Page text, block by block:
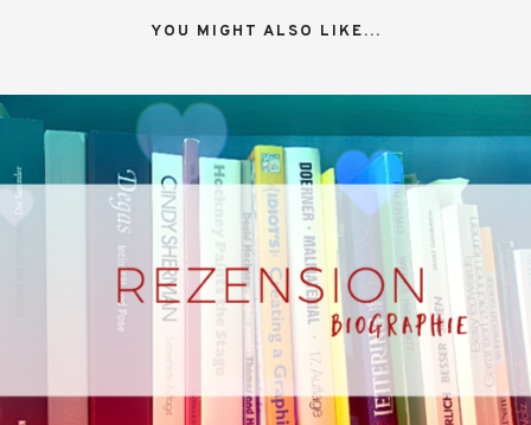
YOU MIGHT ALSO LIKE...